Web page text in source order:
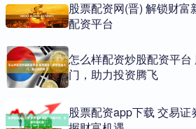
股票配资网(晋) 解锁财
配资平台
怎么样配资炒股配资平
门，助力投资腾飞
股票配资app下载 交易